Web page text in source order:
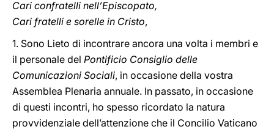
Cari confratelli nell’Episcopato,
Cari fratelli e sorelle in Cristo,
1. Sono Lieto di incontrare ancora una volta i membri e
il personale del Pontificio Consiglio delle
Comunicazioni Sociali, in occasione della vostra
Assemblea Plenaria annuale. In passato, in occasione
di questi incontri, ho spesso ricordato la natura
provvidenziale dell’attenzione che il Concilio Vaticano